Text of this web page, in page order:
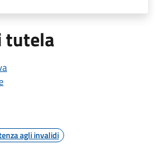
tutela
agli invalidi